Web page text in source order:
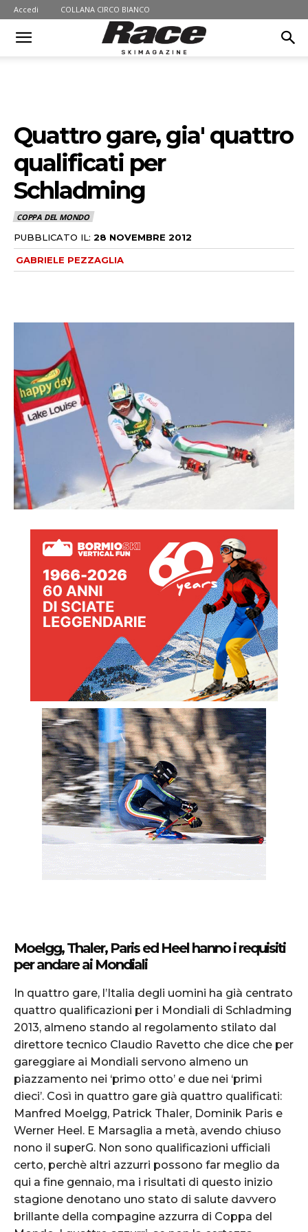
Accedi COLLANA CIRCO BIANCO
Quattro gare, gia' quattro
qualificati per
Schladming
COPPA DEL MONDO
PUBBLICATO IL: 28 NOVEMBRE 2012
GABRIELE PEZZAGLIA
Moelgg, Thaler, Paris ed Heel hanno i requisiti
per andare ai Mondiali
In quattro gare, l’Italia degli uomini ha già centrato
quattro qualificazioni per i Mondiali di Schladming
2013, almeno stando al regolamento stilato dal
direttore tecnico Claudio Ravetto che dice che per
gareggiare ai Mondiali servono almeno un
piazzamento nei ‘primo otto’ e due nei ‘primi
dieci’. Così in quattro gare già quattro qualificati:
Manfred Moelgg, Patrick Thaler, Dominik Paris e
Werner Heel. E Marsaglia a metà, avendo chiuso
nono il superG. Non sono qualificazioni ufficiali
certo, perchè altri azzurri possono far meglio da
qui a fine gennaio, ma i risultati di questo inizio
stagione denotano uno stato di salute davvero
brillante della compagine azzurra di Coppa del